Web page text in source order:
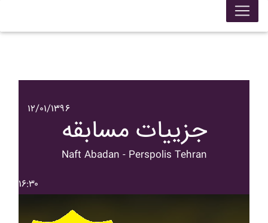
۱۲/۰۱/۱۳۹۶
جزییات مسابقه
Naft Abadan - Perspolis Tehran
۱۶:۳۰